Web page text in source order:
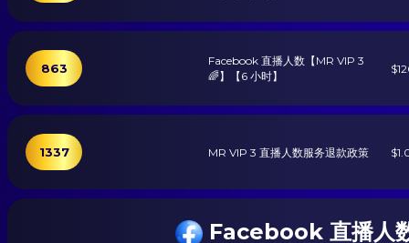
863
Facebook 直播人数【MR VIP 3
🌈】【6 小时】
1337 MR VIP 3 直播人数服务退款政策
Facebook 直播人